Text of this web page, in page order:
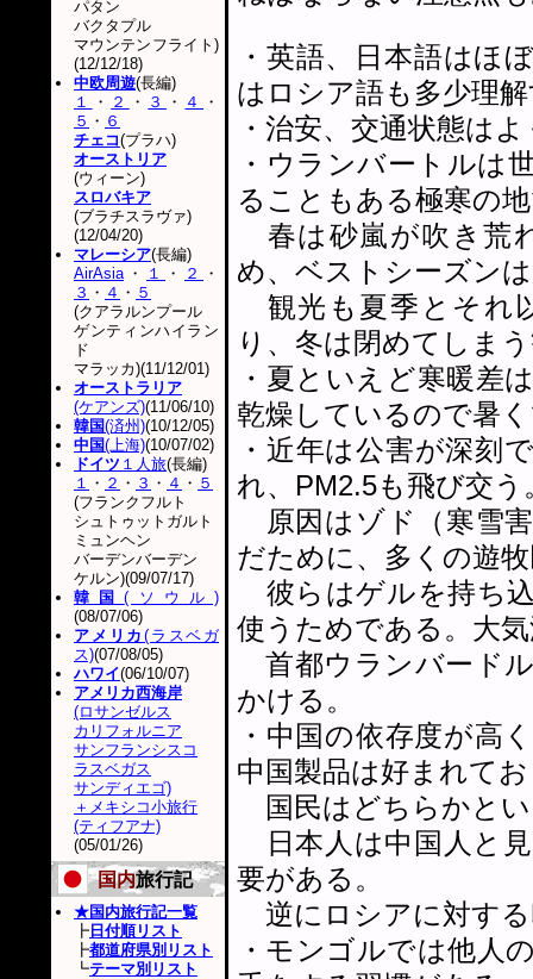
・英語、日本語はほ
はロシア語も多少理
・治安、交通状態は
・ウランバートルは
ることもある極寒の
春は砂嵐が吹き荒
め、ベストシーズン
観光も夏季とそれ
り、冬は閉めてしま
・夏といえど寒暖差
乾燥しているので暑
・近年は公害が深刻
れ、PM2.5も飛び交う
原因はゾド（寒雪
だために、多くの遊
彼らはゲルを持ち
使うためである。大
首都ウランバード
かける。
・中国の依存度が高
中国製品は好まれて
国民はどちらかと
日本人は中国人と
要がある。
逆にロシアに対す
・モンゴルでは他人
パタン
バクタプル
マウンテンフライト)
(12/12/18)
中欧周遊(長編)
１
・ ２ ・ ３ ・ ４
・
５ ・ ６
チェコ(プラハ)
オーストリア
(ウィーン)
スロバキア
(ブラチスラヴァ)
(12/04/20)
マレーシア(長編)
AirAsia・ １ ・ ２
・
３ ・ ４ ・ ５
(クアラルンプール
ゲンティンハイラン
ド
マラッカ)(11/12/01)
オーストラリア
(ケアンズ)(11/06/10)
韓国(済州)(10/12/05)
中国(上海)(10/07/02)
ドイツ １人旅(長編)
１ ・ ２ ・ ３ ・ ４ ・ ５
(フランクフルト
シュトゥットガルト
ミュンヘン
バーデンバーデン
ケルン)(09/07/17)
韓国(ソウル)
(08/07/06)
アメリカ (ラスベガ
ス)(07/08/05)
ハワイ(06/10/07)
アメリカ西海岸
(ロサンゼルス
カリフォルニア
サンフランシスコ
ラスベガス
サンディエゴ)
＋メキシコ小旅行
(ティフアナ)
(05/01/26)
国内旅行記
★国内旅行記一覧
┣ 日付順リスト
┣都道府県別リスト
┗テーマ別リスト